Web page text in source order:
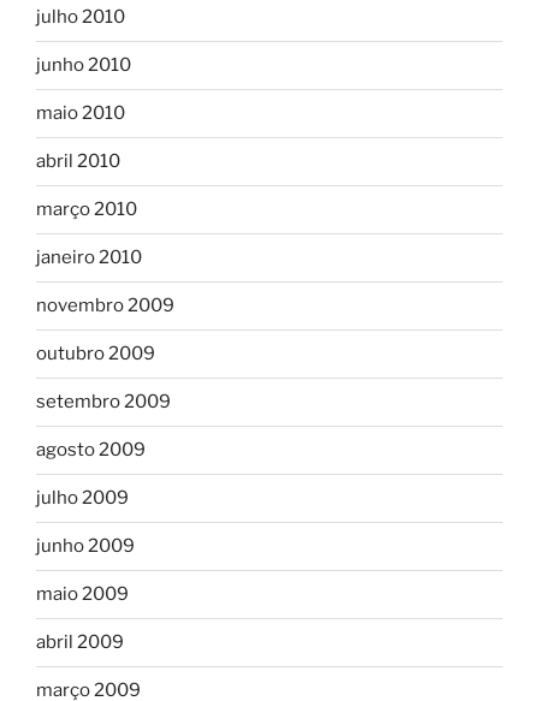
julho 2010
junho 2010
maio 2010
abril 2010
março 2010
janeiro 2010
novembro 2009
outubro 2009
setembro 2009
agosto 2009
julho 2009
junho 2009
maio 2009
abril 2009
março 2009